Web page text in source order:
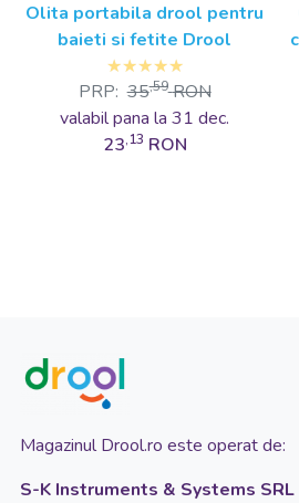
Olita portabila drool pentru
baieti si fetite Drool
PRP: 35,59 RON
valabil pana la 31 dec.
23,13 RON
Magazinul Drool.ro este operat de:
S-K Instruments & Systems SRL